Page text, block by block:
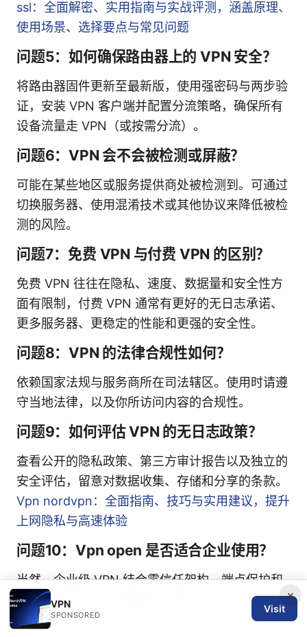
ssl：全面解密、实用指南与实战评测，涵盖原理、
使用场景、选择要点与常见问题
问题5：如何确保路由器上的 VPN 安全？
将路由器固件更新至最新版，使用强密码与两步验
证，安装 VPN 客户端并配置分流策略，确保所有
设备流量走 VPN（或按需分流）。
问题6：VPN 会不会被检测或屏蔽？
可能在某些地区或服务提供商处被检测到。可通过
切换服务器、使用混淆技术或其他协议来降低被检
测的风险。
问题7：免费 VPN 与付费 VPN 的区别？
免费 VPN 往往在隐私、速度、数据量和安全性方
面有限制，付费 VPN 通常有更好的无日志承诺、
更多服务器、更稳定的性能和更强的安全性。
问题8：VPN 的法律合规性如何？
依赖国家法规与服务商所在司法辖区。使用时请遵
守当地法律，以及你所访问内容的合规性。
问题9：如何评估 VPN 的无日志政策？
查看公开的隐私政策、第三方审计报告以及独立的
安全评估，留意对数据收集、存储和分享的条款。
Vpn nordvpn：全面指南、技巧与实用建议，提升
上网隐私与高速体验
问题10：Vpn open 是否适合企业使用？
当然，企业级 VPN 结合零信任架构、端点保护和
统一管理平台可以显著提升远程办公的安全性与效
率。
×
VPN
SPONSORED
Visit